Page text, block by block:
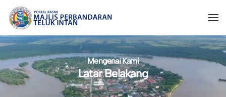
Mengenai Kami
Latar Belakang